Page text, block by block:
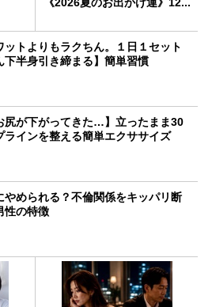
ットよりもラクちん。１日１セット
下半身引き締まる】簡単習慣
尻が下がってきた…】立ったまま30
ラインを整える簡単エクササイズ
やめられる？不倫関係をキッパリ断
性の特徴